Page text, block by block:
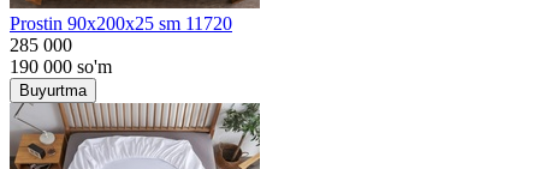
Prostin 90x200x25 sm 11720
285 000
190 000 so'm
Buyurtma